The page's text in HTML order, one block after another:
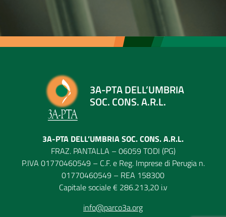
3A-PTA DELL’UMBRIA
SOC. CONS. A.R.L.
3A-PTA DELL’UMBRIA SOC. CONS. A.R.L.
FRAZ. PANTALLA – 06059 TODI (PG)
P.IVA 01770460549 – C.F. e Reg. Imprese di Perugia n.
01770460549 – REA 158300
Capitale sociale € 286.213,20 i.v
info@parco3a.org